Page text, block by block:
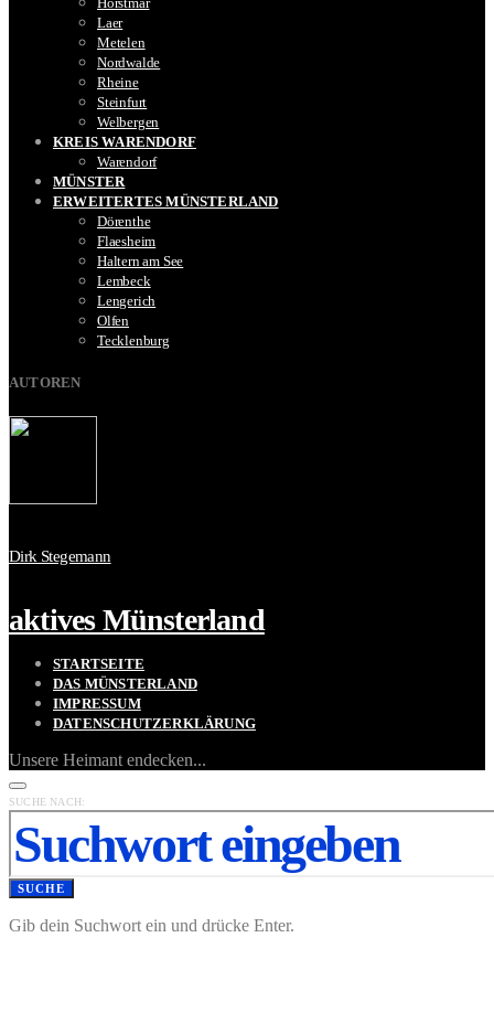
Laer
Metelen
Nordwalde
Rheine
Steinfurt
Welbergen
KREIS WARENDORF
Warendorf
MÜNSTER
ERWEITERTES MÜNSTERLAND
Dörenthe
Flaesheim
Haltern am See
Lembeck
Lengerich
Olfen
Tecklenburg
AUTOREN
Dirk Stegemann
aktives Münsterland
STARTSEITE
DAS MÜNSTERLAND
IMPRESSUM
DATENSCHUTZERKLÄRUNG
Unsere Heimant endecken...
SUCHE NACH:
SUCHE
Gib dein Suchwort ein und drücke Enter.